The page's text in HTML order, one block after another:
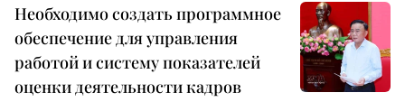
Необходимо создать программное
обеспечение для управления
работой и систему показателей
оценки деятельности кадров